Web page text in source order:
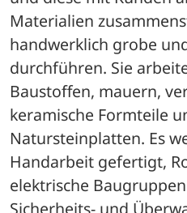
Materialien
handwerklich grobe
durchführen. Sie
Baustoffen, mauern,
keramische Formteile
Natursteinplatten. Es
Handarbeit gefertigt,
elektrische
Sicherheits- und